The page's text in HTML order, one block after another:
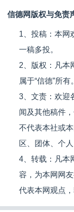
信德网版权与免责
1、投稿：本网
一稿多投。
2、版权：凡本
属于“信德”所
3、文责：欢迎
闻及其他稿件
不代表本社或
区、团体、个人
4、转载：凡本
容，为本网网
代表本网观点